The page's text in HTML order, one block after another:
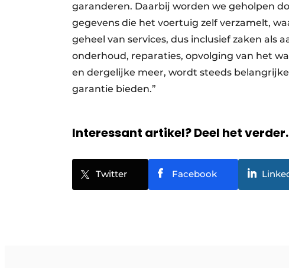
garanderen. Daarbij worden we geholpen
gegevens die het voertuig zelf verzamelt,
geheel van services, dus inclusief zaken als
onderhoud, reparaties, opvolging van het
en dergelijke meer, wordt steeds
garantie bieden.”
Interessant artikel? Deel het verder.
Twitter Facebook